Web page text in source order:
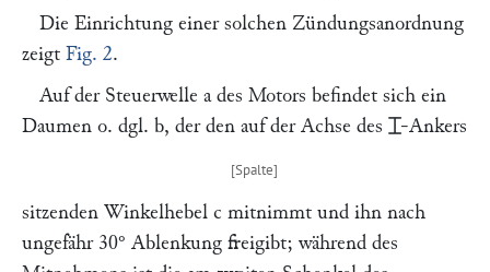
Die Einrichtung einer solchen Zündungsanordnung
zeigt Fig. 2.
Auf der Steuerwelle ades Motors befindet sich ein
Daumen o. dgl. b, der den auf der Achse des ⌶-Ankers
sitzenden Winkelhebel c mitnimmt und ihn nach
ungefähr 30° Ablenkung freigibt; während des